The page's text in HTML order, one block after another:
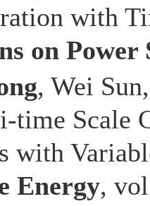
with
on Power
, Wei
time Scale
with
Energy,